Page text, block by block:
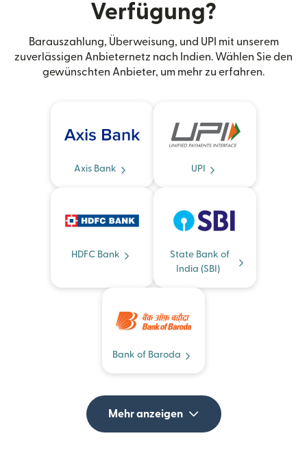
Verfügung?
Barauszahlung, Überweisung, und UPI mit unserem
zuverlässigen Anbieternetz nach Indien. Wählen Sie den
gewünschten Anbieter, um mehr zu erfahren.
Axis Bank UPI
HDFC Bank
State Bank of
India (SBI)
Bank of Baroda
Mehr anzeigen